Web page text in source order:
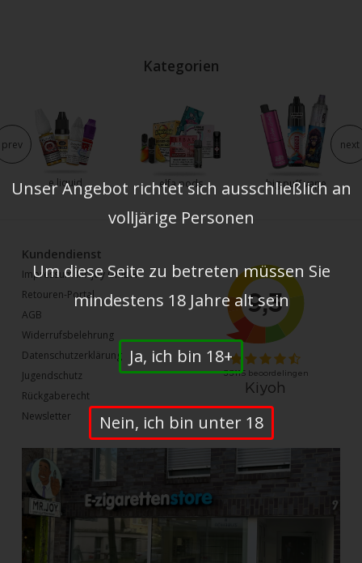
Kategorien
e liquid elfa pods big puff vape
prev next
Kundendienst
Impressum Mr-joy GmbH
Retouren-Portal
AGB
Widerrufsbelehrung
Datenschutzerklärung
Jugendschutz
Rückgaberecht
Newsletter
Unser Angebot richtet sich ausschließlich an
volljärige Personen
Um diese Seite zu betreten müssen Sie
mindestens 18 Jahre alt sein
Ja, ich bin 18+
Nein, ich bin unter 18